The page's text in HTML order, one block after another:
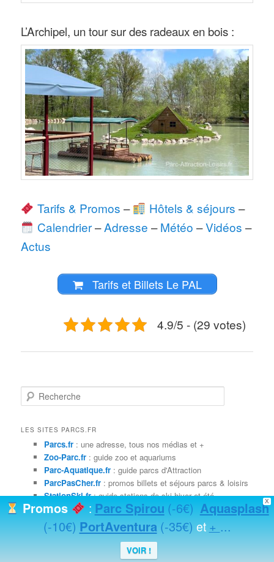
L’Archipel, un tour sur des radeaux en bois :
Tarifs & Promos – Hôtels & séjours –
Calendrier–Adresse –Météo –Vidéos –
Actus
Tarifs et Billets Le PAL
4.9/5 - (29 votes)
e
h
LES SITES PARCS.FR
Parcs.fr: une adresse, tous nos médias et +
Zoo-Parc.fr: guide zoo et aquariums
Parc-Aquatique.fr: guide parcs d'Attraction
ParcPasCher.fr: promos billets et séjours parcs & loisirs
StationSki.fr: guide stations de ski hiver et été
goTicketDeals.com: tickets promo codes
Mail : staff (a) parc-attraction-loisirs.fr
X
Promos :Parc Spirou(-6€) Aquasplash
(-10€)PortAventura(-35€)et+...
VOIR !